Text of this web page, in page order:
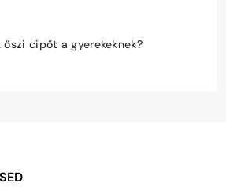
őszi cipőt a gyerekeknek?